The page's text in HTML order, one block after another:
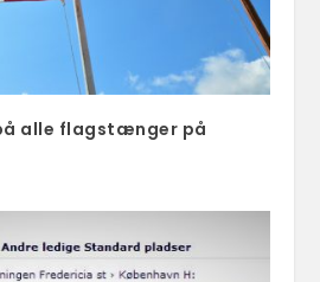
alle flagstænger på